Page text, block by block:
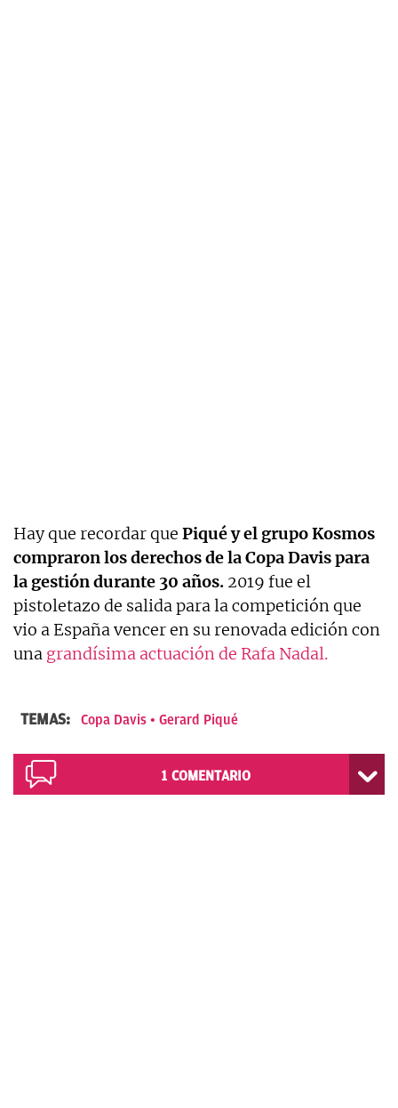
Hay que recordar que Piqué y el grupo Kosmos
compraron los derechos de la Copa Davis para
la gestión durante 30 años. 2019 fue el
pistoletazo de salida para la competición que
vio a España vencer en su renovada edición con
una grandísima actuación de Rafa Nadal.
TEMAS: Copa Davis Gerard Piqué
1 COMENTARIO